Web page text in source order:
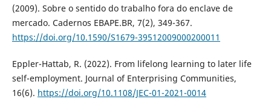
(2009). Sobre o sentido do trabalho fora do enclave de
mercado. Cadernos EBAPE.BR, 7(2), 349-367.
https://doi.org/10.1590/S1679-39512009000200011
Eppler-Hattab, R. (2022). From lifelong learning to later life
self-employment. Journal of Enterprising Communities,
16(6). https://doi.org/10.1108/JEC-01-2021-0014